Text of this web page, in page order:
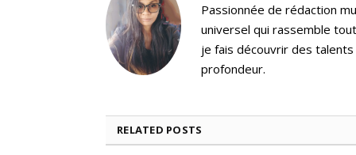
Passionnée de rédaction
universel qui rassemble
je fais découvrir des
profondeur.
RELATED POSTS